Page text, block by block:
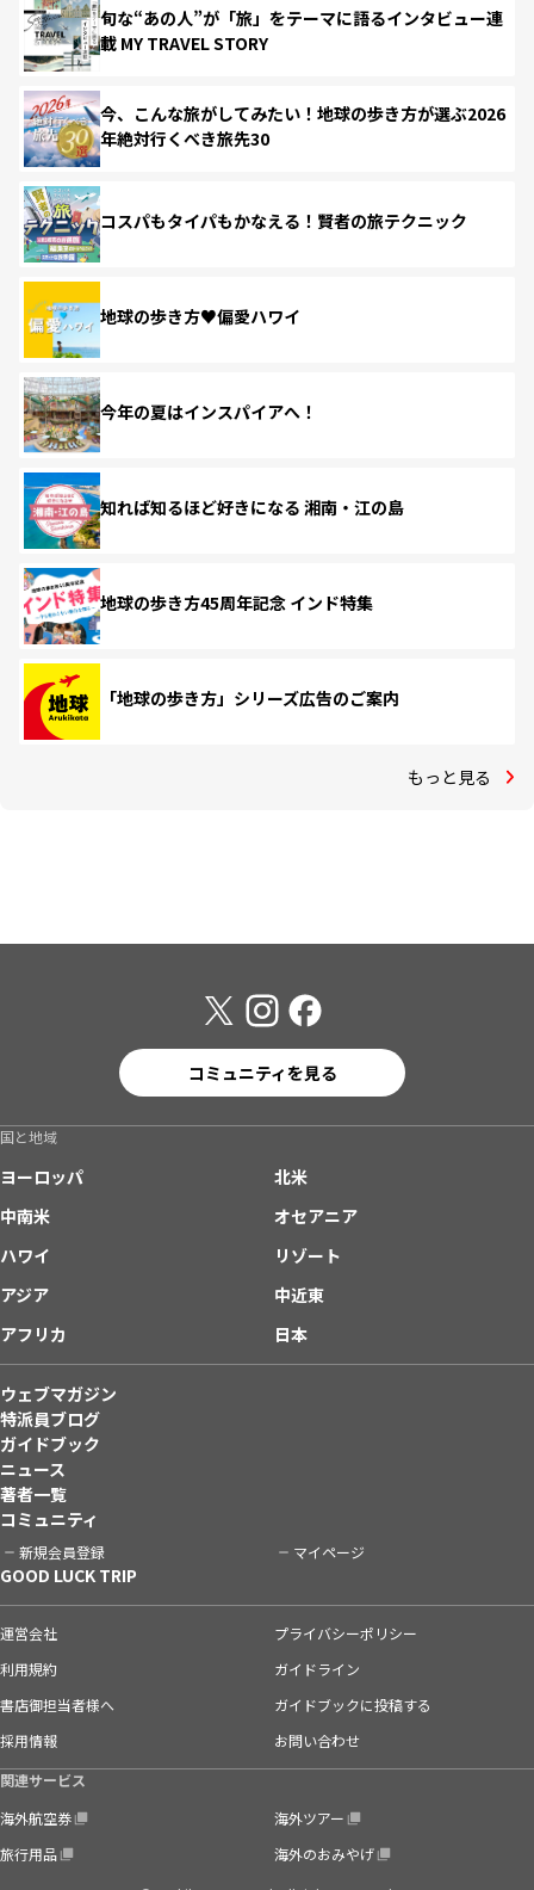
旬な“あの人”が「旅」をテーマに語るインタビュー連
載 MY TRAVEL STORY
今、こんな旅がしてみたい！地球の歩き方が選ぶ2026
年絶対行くべき旅先30
コスパもタイパもかなえる！賢者の旅テクニック
地球の歩き方♥偏愛ハワイ
今年の夏はインスパイアへ！
知れば知るほど好きになる 湘南・江の島
地球の歩き方45周年記念 インド特集
「地球の歩き方」シリーズ広告のご案内
もっと見る
コミュニティを見る
国と地域
ヨーロッパ
北米
中南米
オセアニア
ハワイ
リゾート
アジア
中近東
アフリカ
日本
ウェブマガジン
特派員ブログ
ガイドブック
ニュース
著者一覧
コミュニティ
新規会員登録 マイページ
GOOD LUCK TRIP
運営会社
プライバシーポリシー
利用規約
ガイドライン
書店御担当者様へ
ガイドブックに投稿する
採用情報
お問い合わせ
関連サービス
海外航空券
海外ツアー
旅行用品
海外のおみやげ